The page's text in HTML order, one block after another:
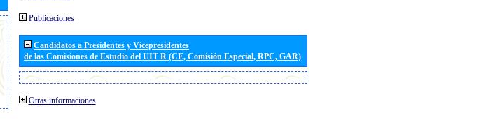
Publicaciones
Candidatos a Presidentes y Vicepresidentes
de las Comisiones de Estudio del UIT R (CE, Comisión Especial, RPC, GAR)
Otras informaciones